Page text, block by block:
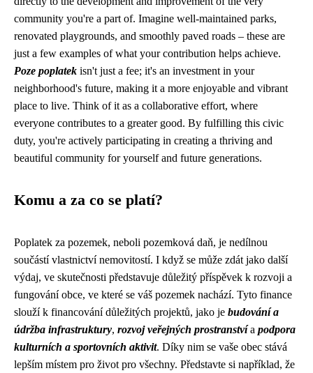
community you're a part of. Imagine well-maintained parks,
renovated playgrounds, and smoothly paved roads – these are
just a few examples of what your contribution helps achieve.
Poze poplatek isn't just a fee; it's an investment in your
neighborhood's future, making it a more enjoyable and vibrant
place to live. Think of it as a collaborative effort, where
everyone contributes to a greater good. By fulfilling this civic
duty, you're actively participating in creating a thriving and
beautiful community for yourself and future generations.
Komu a za co se platí?
Poplatek za pozemek, neboli pozemková daň, je nedílnou
součástí vlastnictví nemovitostí. I když se může zdát jako další
výdaj, ve skutečnosti představuje důležitý příspěvek k rozvoji a
fungování obce, ve které se váš pozemek nachází. Tyto finance
slouží k financování důležitých projektů, jako je budování a
údržba infrastruktury, rozvoj veřejných prostranstvía podpora
kulturních a sportovních aktivit. Díky nim se vaše obec stává
lepším místem pro život pro všechny. Představte si například, že